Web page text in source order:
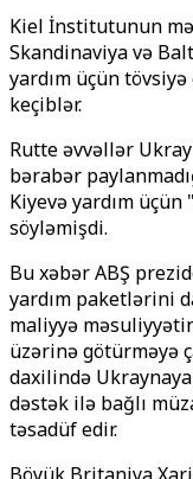
Kiel İnstitutunun
Skandinaviya və
yardım üçün
keçiblər.
Rutte əvvəllər
bərabər
Kiyevə yardım
söyləmişdi.
Bu xəbər ABŞ
yardım paketlərini
maliyyə
üzərinə götürməyə
daxilində
dəstək ilə bağlı
təsadüf edir.